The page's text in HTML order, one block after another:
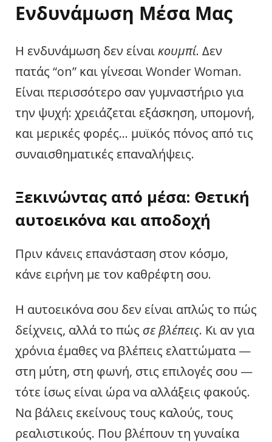
Ενδυνάμωση Μέσα Μας
Η ενδυνάμωση δεν είναικουμπί. Δεν
πατάς “on” και γίνεσαι Wonder Woman.
Είναι περισσότερο σαν γυμναστήριο για
την ψυχή: χρειάζεται εξάσκηση, υπομονή,
και μερικές φορές… μυϊκός πόνος από τις
συναισθηματικές επαναλήψεις.
Ξεκινώντας από μέσα: Θετική
αυτοεικόνα και αποδοχή
Πριν κάνεις επανάσταση στον κόσμο,
κάνε ειρήνη με τον καθρέφτη σου.
Η αυτοεικόνα σου δεν είναι απλώς το πώς
δείχνεις, αλλά το πώς σε βλέπεις. Κι αν για
χρόνια έμαθες να βλέπεις ελαττώματα —
στη μύτη, στη φωνή, στις επιλογές σου —
τότε ίσως είναι ώρα να αλλάξεις φακούς.
Να βάλεις εκείνους τους καλούς, τους
ρεαλιστικούς. Που βλέπουν τη γυναίκα